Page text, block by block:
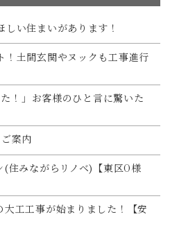
い住まいがあります！
！土間玄関やヌックも工事進行
！」お客様のひと言に驚いた
案内
(住みながらリノベ)【東区O様
大工工事が始まりました！【安